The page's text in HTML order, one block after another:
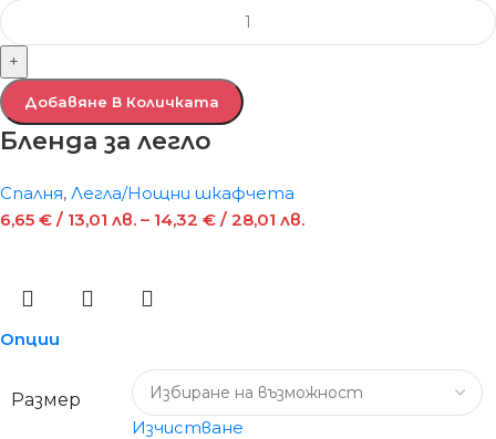
+
Добавяне В Количката
Бленда за легло
Спалня, Легла/Нощни шкафчета
6,65 € / 13,01 лв. – 14,32 € / 28,01 лв.
Опции
Размер
Изчистване